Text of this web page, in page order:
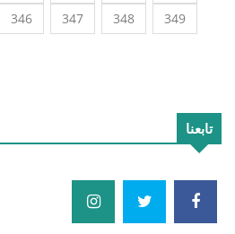
346 347 348
349
تابعنا